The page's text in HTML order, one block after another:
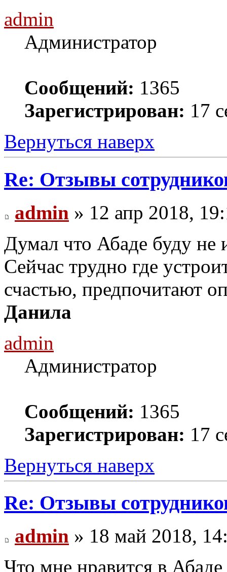
admin
Администратор
Сообщений: 1365
Зарегистрирован: 17
Вернуться наверх
Re: Отзывы
admin » 12 апр 2018,
Думал что Абаде буду не
Сейчас трудно где
счастью, предпочитают
Данила
admin
Администратор
Сообщений: 1365
Зарегистрирован: 17
Вернуться наверх
Re: Отзывы
admin » 18 май 2018,
Что мне нравится в